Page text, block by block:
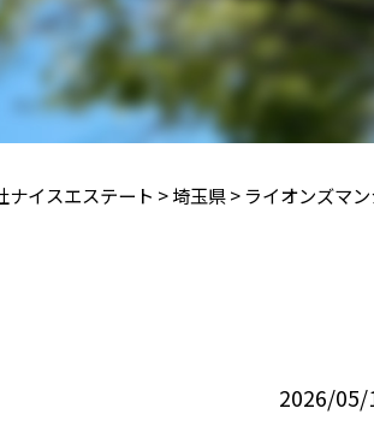
ナイスエステート >埼⽟県>ライオンズマ
2026/05/